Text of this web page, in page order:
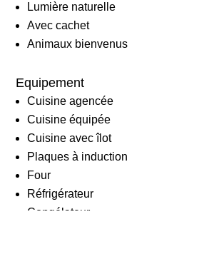
Lumière naturelle
Avec cachet
Animaux bienvenus
Equipement
Cuisine agencée
Cuisine équipée
Cuisine avec îlot
Plaques à induction
Four
Réfrigérateur
Congélateur